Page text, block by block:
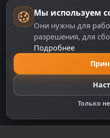
Пользовательское
Политика персональных
Правила оплаты
Настройки cookie
Правообладателям
Правила сообщества
Мы используем
Они нужны для
разрешения, для
Подробнее
Только